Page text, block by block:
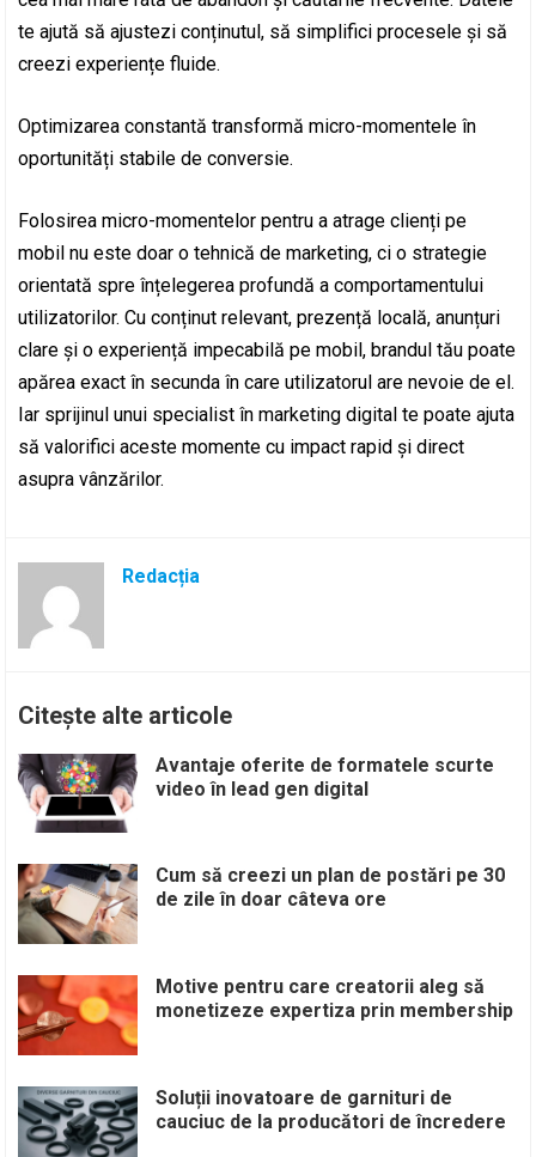
te ajută să ajustezi conținutul, să simplifici procesele și să
creezi experiențe fluide.
Optimizarea constantă transformă micro-momentele în
oportunități stabile de conversie.
Folosirea micro-momentelor pentru a atrage clienți pe
mobil nu este doar o tehnică de marketing, ci o strategie
orientată spre înțelegerea profundă a comportamentului
utilizatorilor. Cu conținut relevant, prezență locală, anunțuri
clare și o experiență impecabilă pe mobil, brandul tău poate
apărea exact în secunda în care utilizatorul are nevoie de el.
Iar sprijinul unui specialist în marketing digital te poate ajuta
să valorifici aceste momente cu impact rapid și direct
asupra vânzărilor.
Redacția
Citește alte articole
Avantaje oferite de formatele scurte
video în lead gen digital
Cum să creezi un plan de postări pe 30
de zile în doar câteva ore
Motive pentru care creatorii aleg să
monetizeze expertiza prin membership
Soluții inovatoare de garnituri de
cauciuc de la producători de încredere